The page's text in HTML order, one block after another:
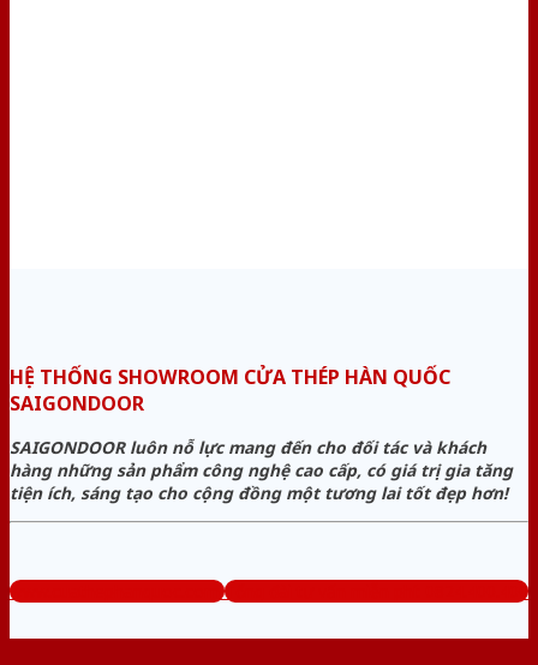
HỆ THỐNG SHOWROOM CỬA THÉP HÀN QUỐC
SAIGONDOOR
SAIGONDOOR luôn nỗ lực mang đến cho đối tác và khách
hàng những sản phẩm công nghệ cao cấp, có giá trị gia tăng
tiện ích, sáng tạo cho cộng đồng một tương lai tốt đẹp hơn!
www.cuathephanquoc.com Tổng đài tư vấn miễn phí: 0824.400.400